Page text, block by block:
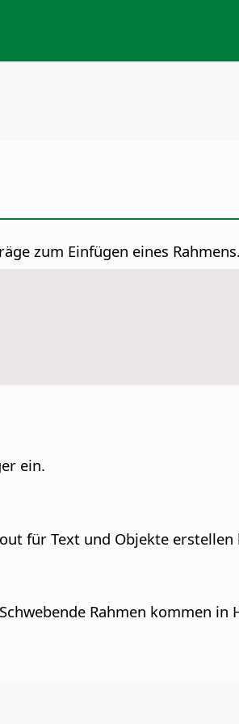
zum Einfügen eines Rahmens.
ein.
für Text und Objekte erstellen
Rahmen kommen